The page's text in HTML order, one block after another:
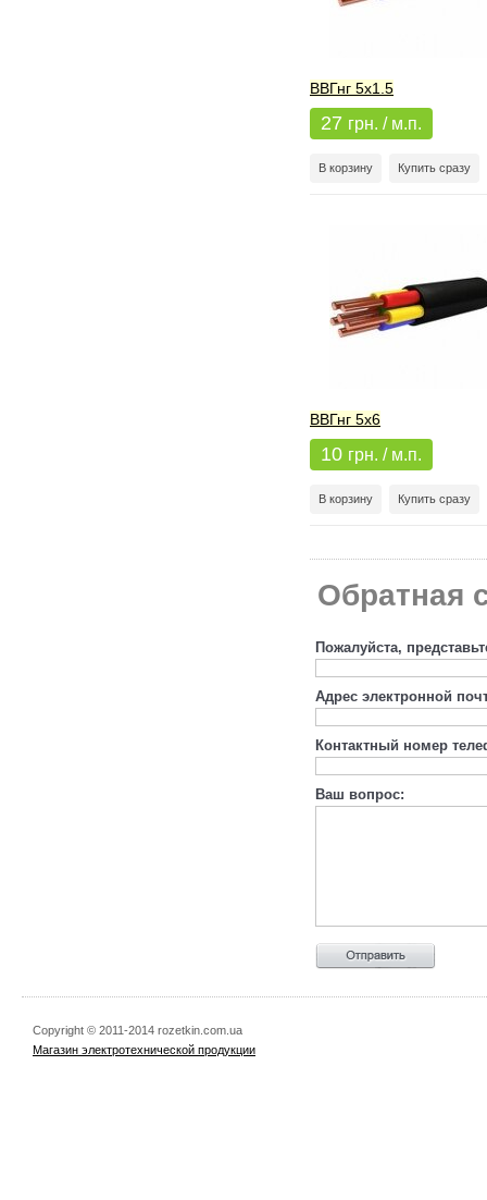
ВВГнг 5x1.5
27 грн. / м.п.
В корзину Купить сразу
ВВГнг 5x6
10 грн. / м.п.
В корзину Купить сразу
Обратная
Пожалуйста,
Адрес электронной
Контактный номер
Ваш вопрос:
Copyright © 2011-2014 rozetkin.com.ua
Магазин электротехнической продукции